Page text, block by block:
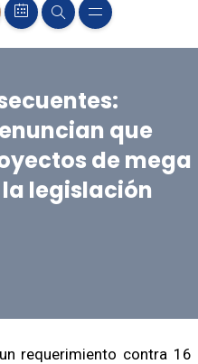
que
de mega
legislación
requerimiento contra 16